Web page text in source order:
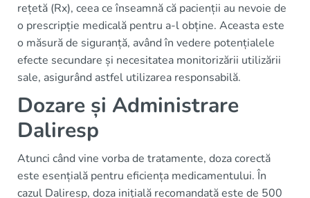
rețetă (Rx), ceea ce înseamnă că pacienții au nevoie de
o prescripție medicală pentru a-l obține. Aceasta este
o măsură de siguranță, având în vedere potențialele
efecte secundare și necesitatea monitorizării utilizării
sale, asigurând astfel utilizarea responsabilă.
Dozare și Administrare
Daliresp
Atunci când vine vorba de tratamente, doza corectă
este esențială pentru eficiența medicamentului. În
cazul Daliresp, doza inițială recomandată este de 500